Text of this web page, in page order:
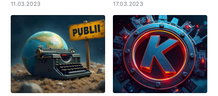
11.03.2023 17.03.2023